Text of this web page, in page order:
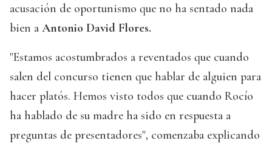
acusación de oportunismo que no ha sentado nada
bien a Antonio David Flores.
"Estamos acostumbrados a reventados que cuando
salen del concurso tienen que hablar de alguien para
hacer platós. Hemos visto todos que cuando Rocío
ha hablado de su madre ha sido en respuesta a
preguntas de presentadores", comenzaba explicando